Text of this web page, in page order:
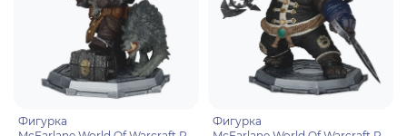
Фигурка
Фигурка